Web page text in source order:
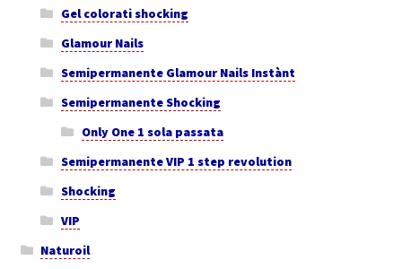
Gel colorati shocking
Glamour Nails
Semipermanente Glamour Nails Instànt
Semipermanente Shocking
Only One 1 sola passata
Semipermanente VIP 1 step revolution
Shocking
VIP
Naturoil